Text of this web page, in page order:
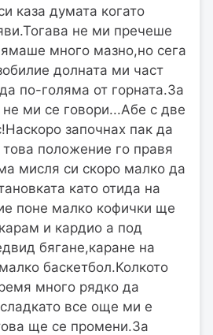
каза думата когато
не ми пречеше
много мазно,но сега
долната ми част
по-голяма от горната.За
ми се говори...Абе с две
започнах пак да
положение го правя
мисля си скоро малко да
като отида на
поне малко кофички ще
и кардио а под
бягане,каране на
баскетбол.Колкото
много рядко да
все още ми е
ще се промени.За